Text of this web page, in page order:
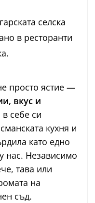
селска
в ресторанти
просто ястие —
вкус и
себе си
кухня и
като едно
нас. Независимо
тава или
на
съд.